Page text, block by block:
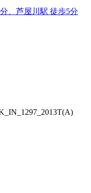
、芦屋川駅 徒歩5分